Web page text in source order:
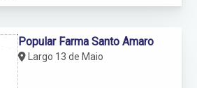
Largo 13 de Maio
Popular Farma Santo Amaro